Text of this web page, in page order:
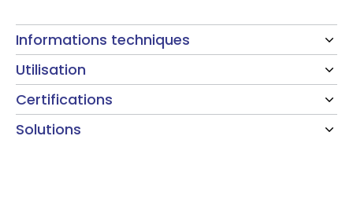
Informations techniques
Utilisation
Certifications
Solutions